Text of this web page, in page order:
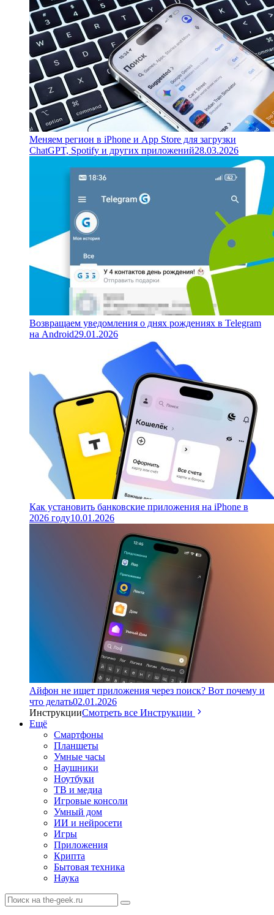
Меняем регион в iPhone и App Store для загрузки
ChatGPT, Spotify и других приложений28.03.2026
Возвращаем уведомления о днях рождениях в Telegram
на Android29.01.2026
Как установить банковские приложения на iPhone в
2026 году10.01.2026
Айфон не ищет приложения через поиск? Вот почему и
что делать02.01.2026
ИнструкцииСмотреть все Инструкции
Ещё
Смартфоны
Планшеты
Умные часы
Наушники
Ноутбуки
ТВ и медиа
Игровые консоли
Умный дом
ИИ и нейросети
Игры
Приложения
Крипта
Бытовая техника
Наука